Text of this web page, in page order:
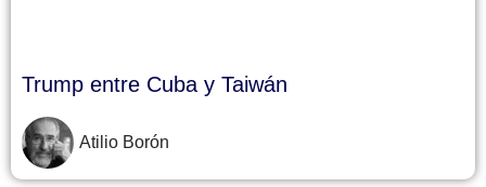
Trump entre Cuba y Taiwán
Atilio Borón